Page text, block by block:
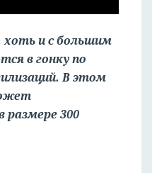
хоть и с большим
в гонку по
В этом
размере 300